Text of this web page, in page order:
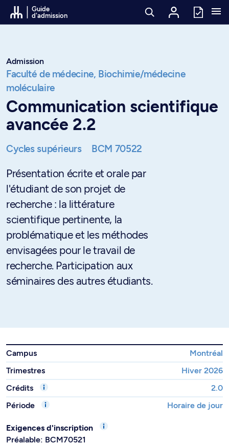
Passer au contenu
Guide
d'admission
Admission
Faculté de médecine, Biochimie/médecine
moléculaire
Communication scientifique
avancée 2.2
Cycles supérieurs BCM 70522
Présentation écrite et orale par
l'étudiant de son projet de
recherche : la littérature
scientifique pertinente, la
problématique et les méthodes
envisagées pour le travail de
recherche. Participation aux
séminaires des autres étudiants.
Campus
Montréal
Trimestres
Hiver 2026
Crédits
2.0
Période
Horaire de jour
Exigences d'inscription
Préalable: BCM70521